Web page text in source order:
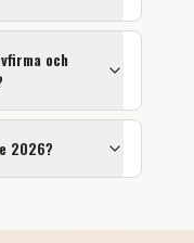
och
2026?